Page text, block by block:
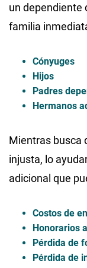
un dependiente
familia
Cónyuges
Hijos
Padres
Hermanos
Mientras busca
injusta, lo
adicional que
Costos de
Honorarios
Pérdida de
Pérdida de